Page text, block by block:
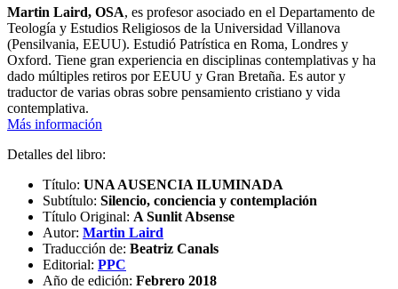
Martin Laird, OSA, es profesor asociado en el Departamento de
Teología y Estudios Religiosos de la Universidad Villanova
(Pensilvania, EEUU). Estudió Patrística en Roma, Londres y
Oxford. Tiene gran experiencia en disciplinas contemplativas y ha
dado múltiples retiros por EEUU y Gran Bretaña. Es autor y
traductor de varias obras sobre pensamiento cristiano y vida
contemplativa.
Más información
Detalles del libro:
Título: UNA AUSENCIA ILUMINADA
Subtítulo: Silencio, conciencia y contemplación
Título Original: A Sunlit Absense
Autor: Martin Laird
Traducción de: Beatriz Canals
Editorial: PPC
Año de edición: Febrero 2018